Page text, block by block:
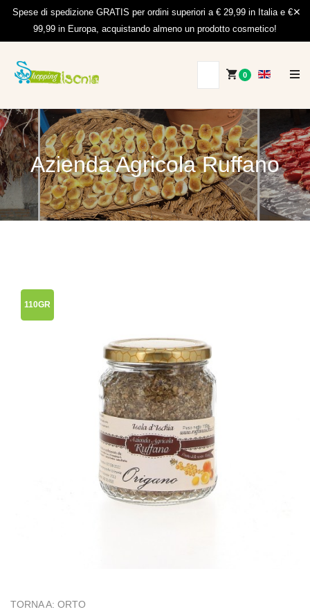
Spese di spedizione GRATIS per ordini superiori a € 29,99 in Italia e €
99,99 in Europa, acquistando almeno un prodotto cosmetico!
0
Azienda Agricola Ruffano
110GR
TORNA A: ORTO